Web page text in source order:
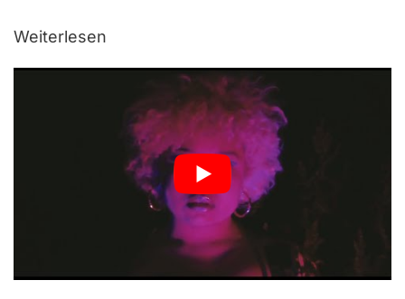
Weiterlesen